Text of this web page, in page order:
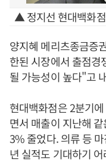
▲ 정지선 현대백화
양지혜 메리츠종금증
한된 시장에서 출점경
될 가능성이 높다"고
현대백화점은 2분기
면서 매출이 지난해
3% 줄었다. 의류 등
년 실적도 기대하기